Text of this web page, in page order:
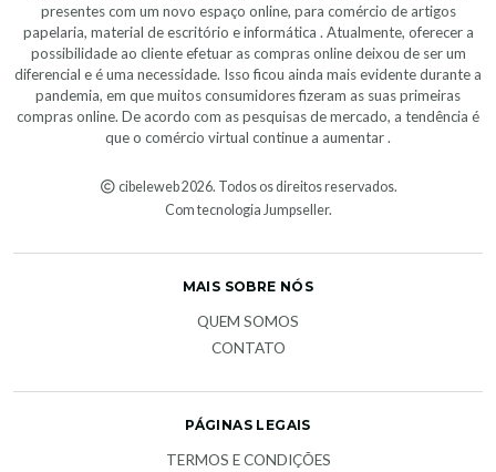
presentes com um novo espaço online, para comércio de artigos
papelaria, material de escritório e informática . Atualmente, oferecer a
possibilidade ao cliente efetuar as compras online deixou de ser um
diferencial e é uma necessidade. Isso ficou ainda mais evidente durante a
pandemia, em que muitos consumidores fizeram as suas primeiras
compras online. De acordo com as pesquisas de mercado, a tendência é
que o comércio virtual continue a aumentar .
cibeleweb 2026. Todos os direitos reservados.
Com tecnologia Jumpseller.
MAIS SOBRE NÓS
QUEM SOMOS
CONTATO
PÁGINAS LEGAIS
TERMOS E CONDIÇÕES